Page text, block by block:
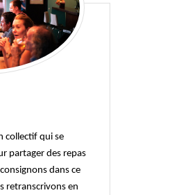
collectif qui se
partager des repas
dans ce
retranscrivons en